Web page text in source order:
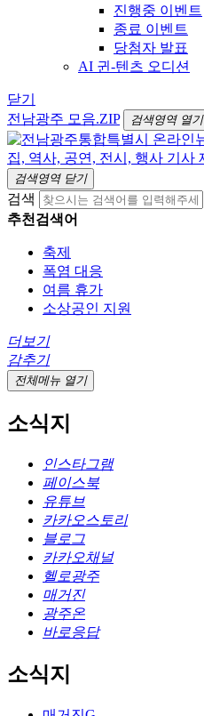
진행중 이벤트
종료 이벤트
당첨자 발표
AI 귄-텐츠 오디션
닫기
전남광주 모음.ZIP
검색영역 열기
검색영역 닫기
검색
추천검색어
축제
폭염 대응
여름 휴가
소상공인 지원
더보기
감추기
전체메뉴 열기
소식지
인스타그램
페이스북
유튜브
카카오스토리
블로그
카카오채널
헬로광주
매거진
광주온
바로응답
소식지